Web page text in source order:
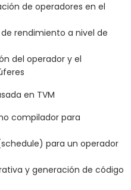
de operadores en el
rendimiento a nivel de
del operador y el
en TVM
compilador para
para un operador
y generación de código